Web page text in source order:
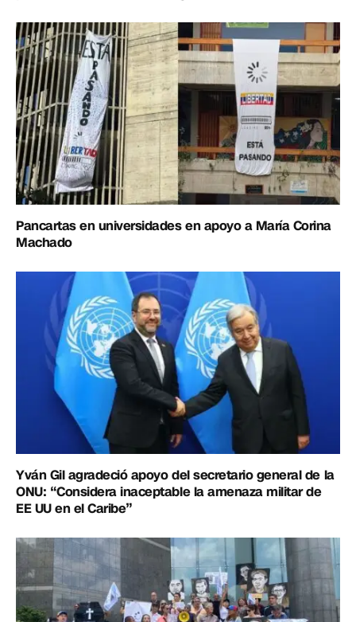
Pancartas en universidades en apoyo a María Corina
Machado
Yván Gil agradeció apoyo del secretario general de la
ONU: “Considera inaceptable la amenaza militar de
EE UU en el Caribe”